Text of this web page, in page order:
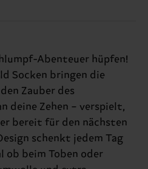
Abenteuer hüpfen!
Socken bringen die
Zauber des
deine Zehen – verspielt,
bereit für den nächsten
schenkt jedem Tag
ob beim Toben oder